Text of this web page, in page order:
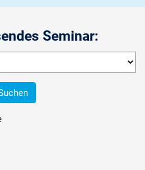
Seminar: